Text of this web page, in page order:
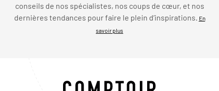
conseils de nos spécialistes, nos coups de cœur, et nos
dernières tendances pour faire le plein d’inspirations.
En
savoir plus